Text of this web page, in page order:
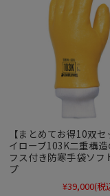
【まとめてお得10双
イローブ103K二重構
フス付き防寒手袋ソフ
プ
¥39,000(税